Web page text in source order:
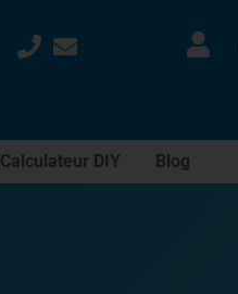
Calculateur DIY Blog